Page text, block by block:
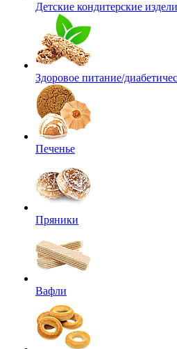
Детские кондитерские
Здоровое питание/
Печенье
Пряники
Вафли